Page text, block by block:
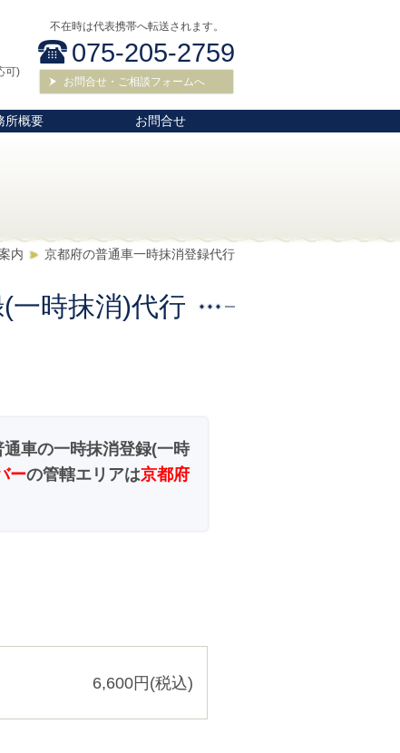
可)
不在時は代表携帯へ転送されます。
075-205-2759
お問合せ・ご相談フォームへ
所概要 お問合せ
内 京都府の普通車一時抹消登録代行
一時抹消)代行
車の一時抹消登録(一時
ーの管轄エリアは京都府
6,600円(税込)